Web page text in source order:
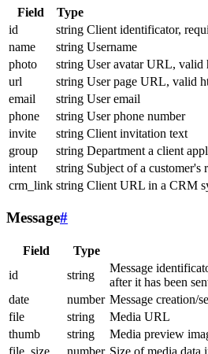
Field Type
id
string Client identificator,
name
string Username
photo
string User avatar URL, valid
url
string User page URL, valid
email
string User email
phone
string User phone number
invite
string Client invitation text
group
string Department a client
intent
string Subject of a customer's
crm_link string Client URL in a CRM
Message#
Field Type
id
string
Message
after it has been
date
number Message creation/
file
string Media URL
thumb
string Media preview
file_size
number Size of media data